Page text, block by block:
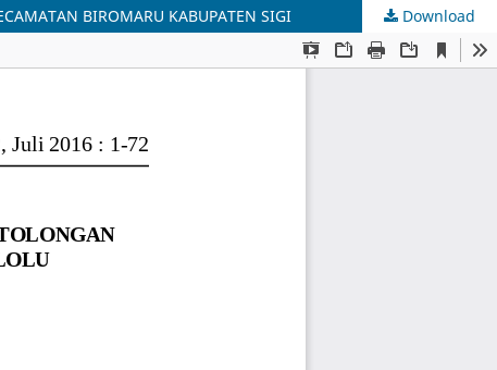
BIROMARU KABUPATEN SIGI Download